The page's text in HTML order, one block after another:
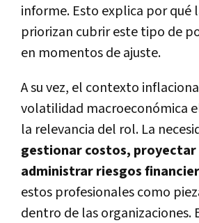
informe. Esto explica por qué
priorizan cubrir este tipo de
en momentos de ajuste.
A su vez, el contexto
volatilidad macroeconómica
la relevancia del rol. La
gestionar costos, proyectar
administrar riesgos
estos profesionales como
dentro de las organizaciones.